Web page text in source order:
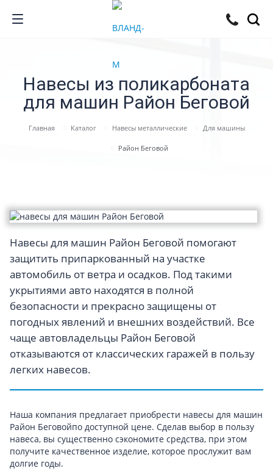
Навесы из поликарбоната
для машин Район Беговой
Главная Каталог Навесы металлические Для машины
Район Беговой
Навесы для машин Район Беговой помогают
защитить припаркованный на участке
автомобиль от ветра и осадков. Под такими
укрытиями авто находятся в полной
безопасности и прекрасно защищены от
погодных явлений и внешних воздействий. Все
чаще автовладельцы Район Беговой
отказываются от классических гаражей в пользу
легких навесов.
Наша компания предлагает приобрести навесы для машин
Район Беговойпо доступной цене. Сделав выбор в пользу
навеса, вы существенно сэкономите средства, при этом
получите качественное изделие, которое прослужит вам
долгие годы.